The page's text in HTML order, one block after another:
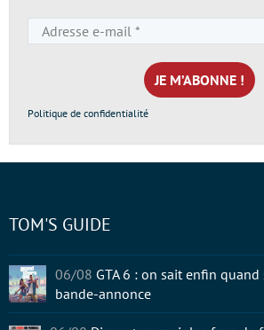
e-
mail
*
Politique de confidentialité
TOM'S GUIDE
06/08 GTA 6 : on sait enfin
bande-annonce